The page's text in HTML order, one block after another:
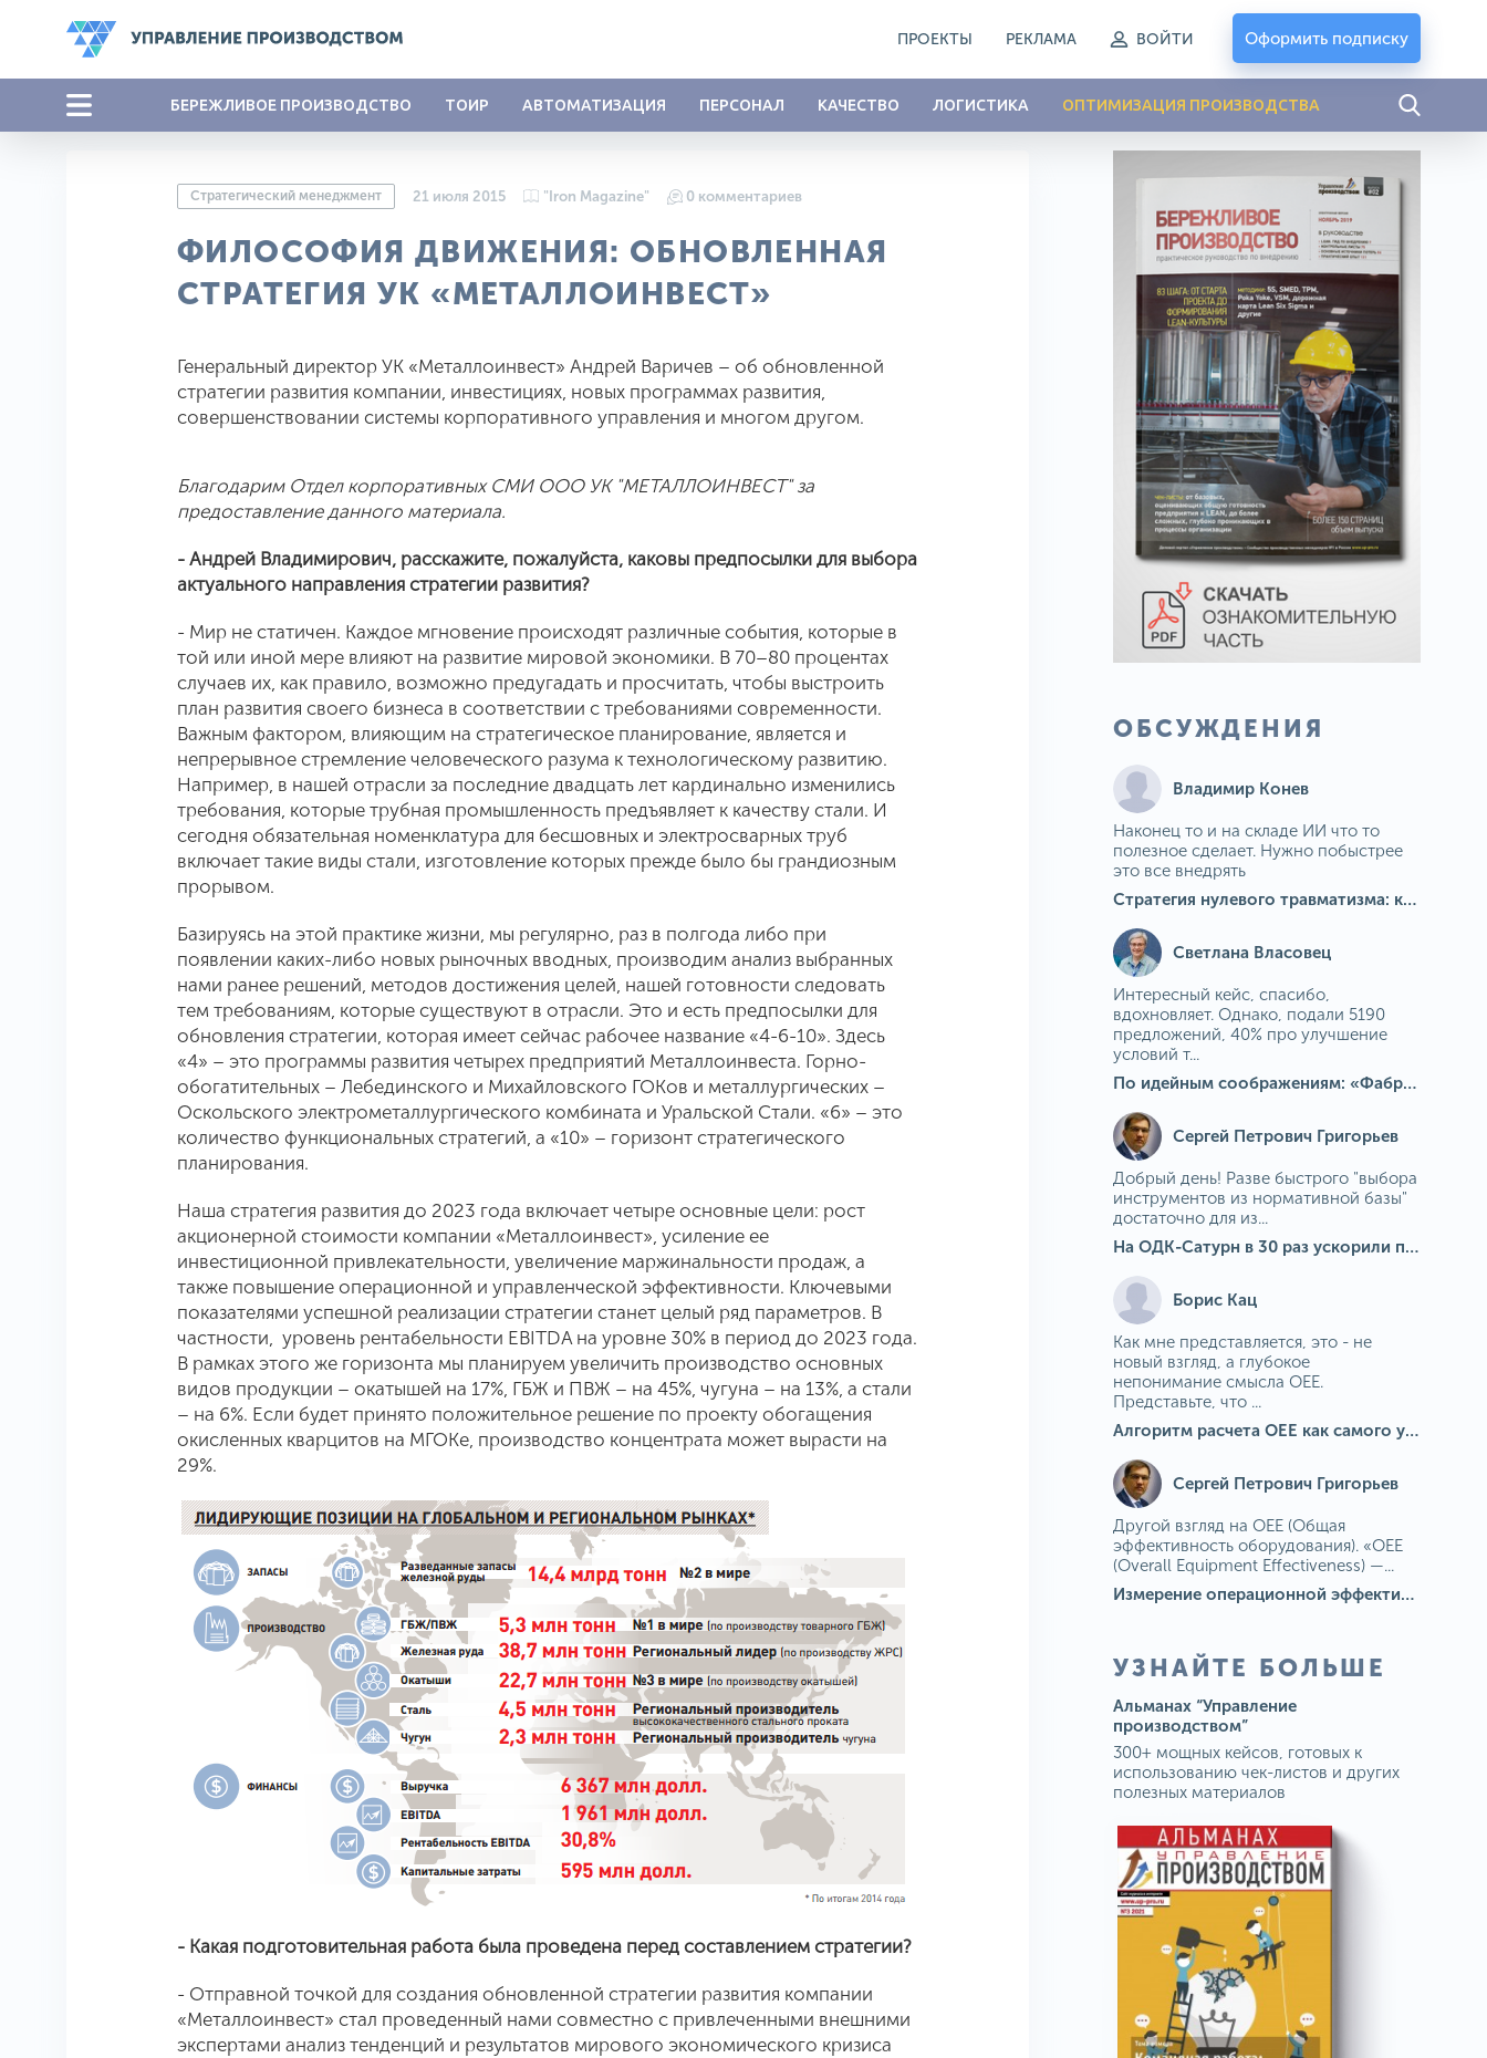
ПРОЕКТЫ РЕКЛАМА ВОЙТИ Оформить подписку
БЕРЕЖЛИВОЕ ПРОИЗВОДСТВО ТОИР АВТОМАТИЗАЦИЯ ПЕРСОНАЛ КАЧЕСТВО ЛОГИСТИКА ОПТИМИЗАЦИЯ ПРОИЗВОДСТВА
Стратегический менеджмент 21 июля 2015 "Iron Magazine" 0 комментариев
ФИЛОСОФИЯ ДВИЖЕНИЯ: ОБНОВЛЕННАЯ
СТРАТЕГИЯ УК «МЕТАЛЛОИНВЕСТ»
Генеральный директор УК «Металлоинвест» Андрей Варичев – об обновленной
стратегии развития компании, инвестициях, новых программах развития,
совершенствовании системы корпоративного управления и многом другом.
Благодарим Отдел корпоративных СМИ ООО УК "МЕТАЛЛОИНВЕСТ" за
предоставление данного материала.
- Андрей Владимирович, расскажите, пожалуйста, каковы предпосылки для выбора
актуального направления стратегии развития?
- Мир не статичен. Каждое мгновение происходят различные события, которые в
той или иной мере влияют на развитие мировой экономики. В 70–80 процентах
случаев их, как правило, возможно предугадать и просчитать, чтобы выстроить
план развития своего бизнеса в соответствии с требованиями современности.
Важным фактором, влияющим на стратегическое планирование, является и
непрерывное стремление человеческого разума к технологическому развитию.
Например, в нашей отрасли за последние двадцать лет кардинально изменились
требования, которые трубная промышленность предъявляет к качеству стали. И
сегодня обязательная номенклатура для бесшовных и электросварных труб
включает такие виды стали, изготовление которых прежде было бы грандиозным
прорывом.
Базируясь на этой практике жизни, мы регулярно, раз в полгода либо при
появлении каких-либо новых рыночных вводных, производим анализ выбранных
нами ранее решений, методов достижения целей, нашей готовности следовать
тем требованиям, которые существуют в отрасли. Это и есть предпосылки для
обновления стратегии, которая имеет сейчас рабочее название «4-6-10». Здесь
«4» – это программы развития четырех предприятий Металлоинвеста. Горно-
обогатительных – Лебединского и Михайловского ГОКов и металлургических –
Оскольского электрометаллургического комбината и Уральской Стали. «6» – это
количество функциональных стратегий, а «10» – горизонт стратегического
планирования.
Наша стратегия развития до 2023 года включает четыре основные цели: рост
акционерной стоимости компании «Металлоинвест», усиление ее
инвестиционной привлекательности, увеличение маржинальности продаж, а
также повышение операционной и управленческой эффективности. Ключевыми
показателями успешной реализации стратегии станет целый ряд параметров. В
частности, уровень рентабельности EBITDA на уровне 30% в период до 2023 года.
В рамках этого же горизонта мы планируем увеличить производство основных
видов продукции – окатышей на 17%, ГБЖ и ПВЖ – на 45%, чугуна – на 13%, а стали
– на 6%. Если будет принято положительное решение по проекту обогащения
окисленных кварцитов на МГОКе, производство концентрата может вырасти на
29%.
- Какая подготовительная работа была проведена перед составлением стратегии?
- Отправной точкой для создания обновленной стратегии развития компании
«Металлоинвест» стал проведенный нами совместно с привлеченными внешними
экспертами анализ тенденций и результатов мирового экономического кризиса
ОБСУЖДЕНИЯ
Владимир Конев
Наконец то и на складе ИИ что то
полезное сделает. Нужно побыстрее
это все внедрять
Стратегия нулевого травматизма: как ИИ-камеры Camkord снижают риск наезда на пешехода при работе на погрузчике
Светлана Власовец
Интересный кейс, спасибо,
вдохновляет. Однако, подали 5190
предложений, 40% про улучшение
условий т...
По идейным соображениям: «Фабрика идей» на МГОКе
Сергей Петрович Григорьев
Добрый день! Разве быстрого "выбора
инструментов из нормативной базы"
достаточно для из...
На ОДК-Сатурн в 30 раз ускорили подбор средств измерения для контроля качества продукции
Борис Кац
Как мне представляется, это - не
новый взгляд, а глубокое
непонимание смысла OEE.
Представьте, что ...
Алгоритм расчета ОЕЕ как самого универсального и современного показателя эффективности оборудования в мире
Сергей Петрович Григорьев
Другой взгляд на OEE (Общая
эффективность оборудования). «OEE
(Overall Equipment Effectiveness) —...
Измерение операционной эффективности: ключевые показатели для непрерывного совершенствования
УЗНАЙТЕ БОЛЬШЕ
Альманах “Управление
производством”
300+ мощных кейсов, готовых к
использованию чек-листов и других
полезных материалов